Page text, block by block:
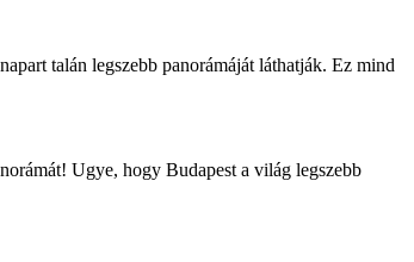
talán legszebb panorámáját láthatják. Ez mind
Ugye, hogy Budapest a világ legszebb